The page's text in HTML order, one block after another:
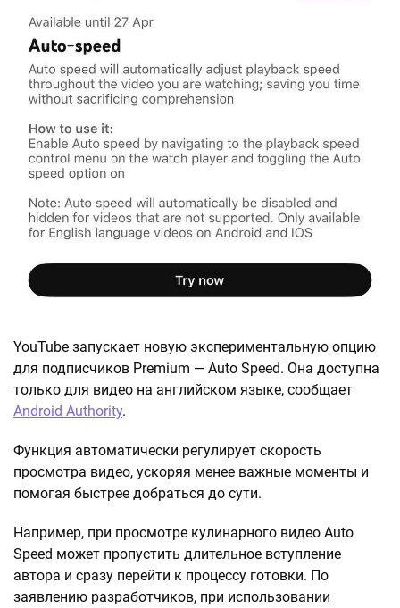
YouTube запускает новую экспериментальную опцию
для подписчиков Premium — Auto Speed. Она доступна
только для видео на английском языке, сообщает
Android Authority.
Функция автоматически регулирует скорость
просмотра видео, ускоряя менее важные моменты и
помогая быстрее добраться до сути.
Например, при просмотре кулинарного видео Auto
Speed может пропустить длительное вступление
автора и сразу перейти к процессу готовки. По
заявлению разработчиков, при использовании